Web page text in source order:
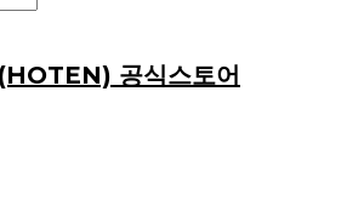
공식스토어